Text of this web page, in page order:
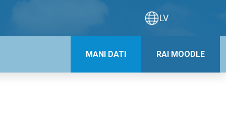
LV
MANI DATI RAI MOODLE